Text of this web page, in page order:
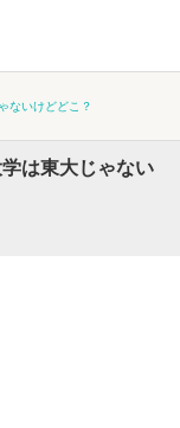
ないけどどこ？
は東大じゃない